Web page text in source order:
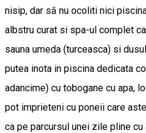
nisip, dar să nu ocoliti nici
albstru curat si spa-ul complet
sauna umeda (turceasca) si
putea inota in piscina dedicata
adancime) cu tobogane cu apa,
pot imprieteni cu poneii care
ca pe parcursul unei zile pline